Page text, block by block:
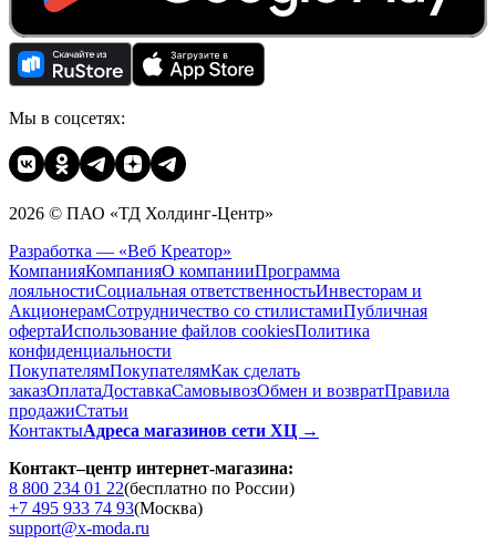
Мы в соцсетях:
2026 © ПАО «ТД Холдинг-Центр»
Разработка — «Веб Креатор»
КомпанияКомпанияО компанииПрограмма
лояльностиСоциальная ответственностьИнвесторам и
АкционерамСотрудничество со стилистамиПубличная
офертаИспользование файлов cookiesПолитика
конфиденциальности
ПокупателямПокупателямКак сделать
заказОплатаДоставкаCамовывозОбмен и возвратПравила
продажиСтатьи
КонтактыАдреса магазинов сети ХЦ →
Контакт–центр интернет-магазина:
8 800 234 01 22(бесплатно по России)
+7 495 933 74 93(Москва)
support@x-moda.ru